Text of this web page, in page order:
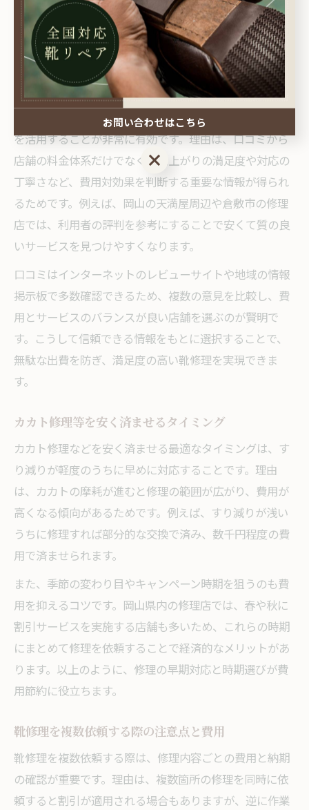
のがおすすめです。こうしたポイントを押さえること
で、岡山県内でも費用を抑えつつ質の良い修理店を見つ
けられます。
口コミ活用で賢く靴修理費用を節約する
靴修理費用を節約するには、実際に利用した人の口コミ
を活用することが非常に有効です。理由は、口コミから
店舗の料金体系だけでなく、仕上がりの満足度や対応の
丁寧さなど、費用対効果を判断する重要な情報が得られ
るためです。例えば、岡山の天満屋周辺や倉敷市の修理
店では、利用者の評判を参考にすることで安くて質の良
いサービスを見つけやすくなります。
口コミはインターネットのレビューサイトや地域の情報
掲示板で多数確認できるため、複数の意見を比較し、費
用とサービスのバランスが良い店舗を選ぶのが賢明で
す。こうして信頼できる情報をもとに選択することで、
無駄な出費を防ぎ、満足度の高い靴修理を実現できま
す。
カカト修理等を安く済ませるタイミング
カカト修理などを安く済ませる最適なタイミングは、す
り減りが軽度のうちに早めに対応することです。理由
は、カカトの摩耗が進むと修理の範囲が広がり、費用が
高くなる傾向があるためです。例えば、すり減りが浅い
うちに修理すれば部分的な交換で済み、数千円程度の費
用で済ませられます。
また、季節の変わり目やキャンペーン時期を狙うのも費
用を抑えるコツです。岡山県内の修理店では、春や秋に
割引サービスを実施する店舗も多いため、これらの時期
にまとめて修理を依頼することで経済的なメリットがあ
ります。以上のように、修理の早期対応と時期選びが費
用節約に役立ちます。
靴修理を複数依頼する際の注意点と費用
靴修理を複数依頼する際は、修理内容ごとの費用と納期
の確認が重要です。理由は、複数箇所の修理を同時に依
頼すると割引が適用される場合もありますが、逆に作業
お問い合わせはこちら
お問い合わせはこちら